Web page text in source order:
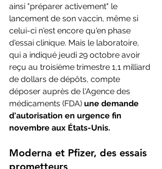
ainsi "préparer activement" le
lancement de son vaccin, même si
celui-ci n'est encore qu'en phase
d'essai clinique. Mais le laboratoire,
qui a indiqué jeudi 29 octobre avoir
reçu au troisième trimestre 1,1 milliard
de dollars de dépôts, compte
déposer auprès de l'Agence des
médicaments (FDA) une demande
d'autorisation en urgence fin
novembre aux États-Unis.
Moderna et Pfizer, des essais
prometteurs